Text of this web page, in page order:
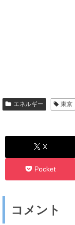
エネルギー 東京
X
Pocket
コメント